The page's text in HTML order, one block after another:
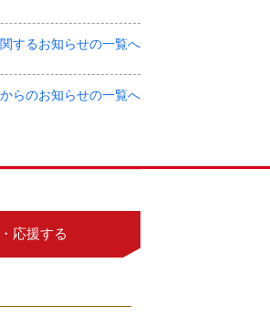
するお知らせの一覧へ
からのお知らせの一覧へ
応援する